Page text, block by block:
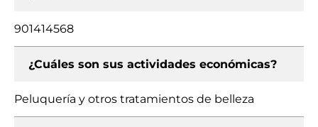
901414568
¿Cuáles son sus actividades económicas?
Peluquería y otros tratamientos de belleza